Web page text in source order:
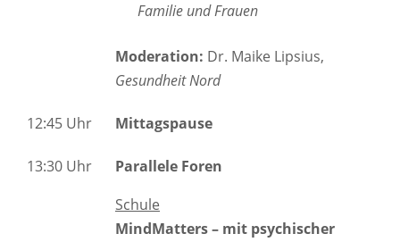
Familie und Frauen
Moderation: Dr. Maike Lipsius,
Gesundheit Nord
12:45 Uhr Mittagspause
13:30 Uhr
Parallele Foren
Schule
MindMatters – mit psychischer